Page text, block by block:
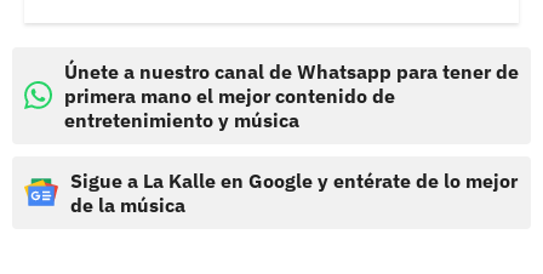
Únete a nuestro canal de Whatsapp para tener de
primera mano el mejor contenido de
entretenimiento y música
Sigue a La Kalle en Google y entérate de lo mejor
de la música